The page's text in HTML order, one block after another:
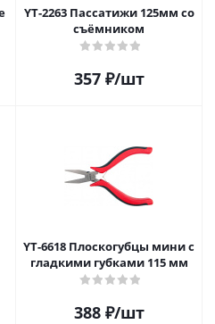
YT-2263 Пассатижи 125мм со
съёмником
357₽/шт
YT-6618 Плоскогубцы мини с
гладкими губками 115 мм
388₽/шт